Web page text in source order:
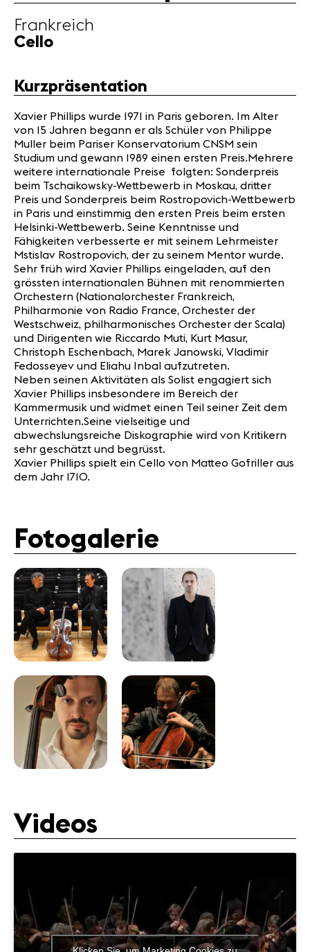
Freiwillige
Medien
Jobs
Über uns
Impressum
Kontakt
Frankreich
Cello
Kurzpräsentation
Xavier Phillips wurde 1971 in Paris geboren. Im Alter
von 15 Jahren begann er als Schüler von Philippe
Muller beim Pariser Konservatorium CNSM sein
Studium und gewann 1989 einen ersten Preis.Mehrere
weitere internationale Preise folgten: Sonderpreis
beim Tschaikowsky-Wettbewerb in Moskau, dritter
Preis und Sonderpreis beim Rostropovich-Wettbewerb
in Paris und einstimmig den ersten Preis beim ersten
Helsinki-Wettbewerb. Seine Kenntnisse und
Fähigkeiten verbesserte er mit seinem Lehrmeister
Mstislav Rostropovich, der zu seinem Mentor wurde.
Sehr früh wird Xavier Phillips eingeladen, auf den
grössten internationalen Bühnen mit renommierten
Orchestern (Nationalorchester Frankreich,
Philharmonie von Radio France, Orchester der
Westschweiz, philharmonisches Orchester der Scala)
und Dirigenten wie Riccardo Muti, Kurt Masur,
Christoph Eschenbach, Marek Janowski, Vladimir
Fedosseyev und Eliahu Inbal aufzutreten.
Neben seinen Aktivitäten als Solist engagiert sich
Xavier Phillips insbesondere im Bereich der
Kammermusik und widmet einen Teil seiner Zeit dem
Unterrichten.Seine vielseitige und
abwechslungsreiche Diskographie wird von Kritikern
sehr geschätzt und begrüsst.
Xavier Phillips spielt ein Cello von Matteo Gofriller aus
dem Jahr 1710.
Fotogalerie
Videos